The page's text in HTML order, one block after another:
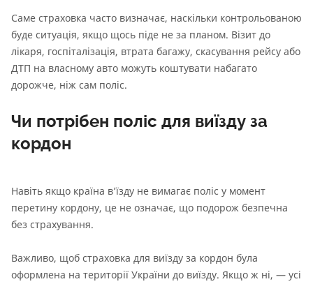
Саме страховка часто визначає, наскільки контрольованою
буде ситуація, якщо щось піде не за планом. Візит до
лікаря, госпіталізація, втрата багажу, скасування рейсу або
ДТП на власному авто можуть коштувати набагато
дорожче, ніж сам поліс.
Чи потрібен поліс для виїзду за
кордон
Навіть якщо країна в’їзду не вимагає поліс у момент
перетину кордону, це не означає, що подорож безпечна
без страхування.
Важливо, щоб страховка для виїзду за кордон була
оформлена на території України до виїзду. Якщо ж ні, — усі